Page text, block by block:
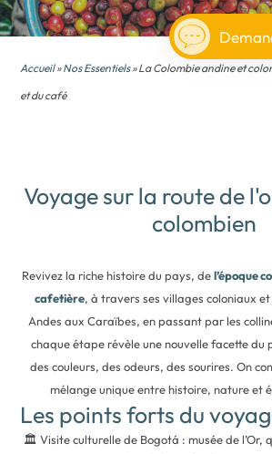
Accueil»Nos Essentiels» La Colombie andine et
et du café
Voyage sur la route de
colombien
Revivez la riche histoire du pays, del’époque
cafetière, à travers ses villages coloniaux
Andes aux Caraïbes, en passant par les
chaque étape révèle une nouvelle facette du
des couleurs, des odeurs, des sourires. On
mélange unique entre histoire, nature et
Les points forts du
🏛️ Visite culturelle de Bogotá : musée de l’Or,